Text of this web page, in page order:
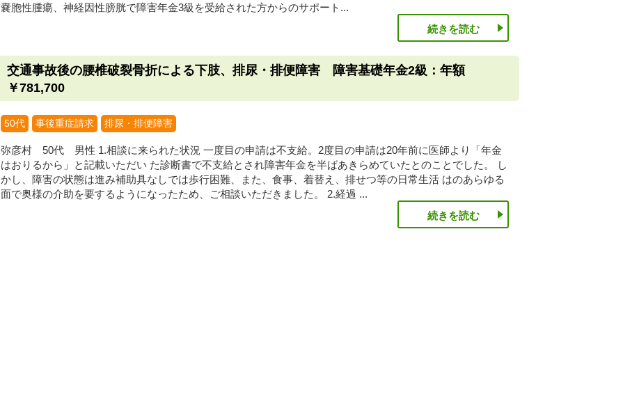
嚢胞性腫瘍、神経因性膀胱で障害年金3級を受給された方からのサポート...
続きを読む
交通事故後の腰椎破裂骨折による下肢、排尿・排便障害 障害基礎年金2級：年額
￥781,700
50代 事後重症請求 排尿・排便障害
弥彦村 50代 男性 1.相談に来られた状況 一度目の申請は不支給。2度目の申請は20年前に医師より「年金
はおりるから」と記載いただい た診断書で不支給とされ障害年金を半ばあきらめていたとのことでした。 し
かし、障害の状態は進み補助具なしでは歩行困難、また、食事、着替え、排せつ等の日常生活 はのあらゆる
面で奥様の介助を要するようになったため、ご相談いただきました。 2.経過 ...
続きを読む